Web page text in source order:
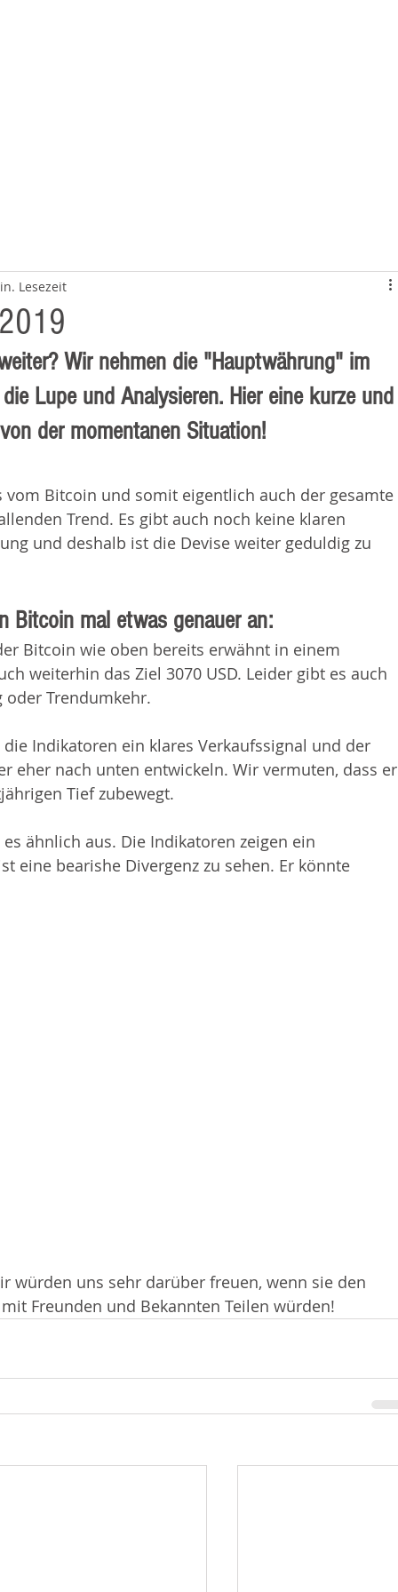
Lesezeit
Wir nehmen die "Hauptwährung" im
Lupe und Analysieren. Hier eine kurze und
der momentanen Situation!
Bitcoin und somit eigentlich auch der gesamte
Trend. Es gibt auch noch keine klaren
und deshalb ist die Devise weiter geduldig zu
Bitcoin mal etwas genauer an:
Bitcoin wie oben bereits erwähnt in einem
weiterhin das Ziel 3070 USD. Leider gibt es auch
oder Trendumkehr.
Indikatoren ein klares Verkaufssignal und der
eher nach unten entwickeln. Wir vermuten, dass er
Tief zubewegt.
ähnlich aus. Die Indikatoren zeigen ein
eine bearishe Divergenz zu sehen. Er könnte
würden uns sehr darüber freuen, wenn sie den
Freunden und Bekannten Teilen würden!